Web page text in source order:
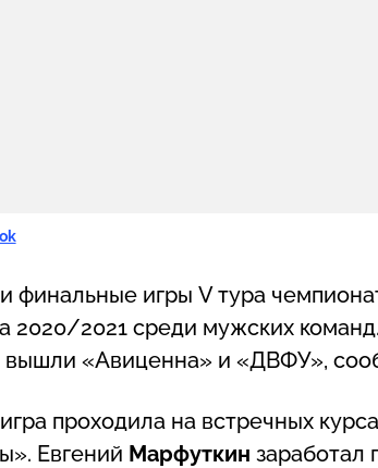
финальные игры V тура
2020/2021 среди мужских
вышли «Авиценна» и «ДВФУ»,
проходила на встречных
Евгений Марфуткин заработал